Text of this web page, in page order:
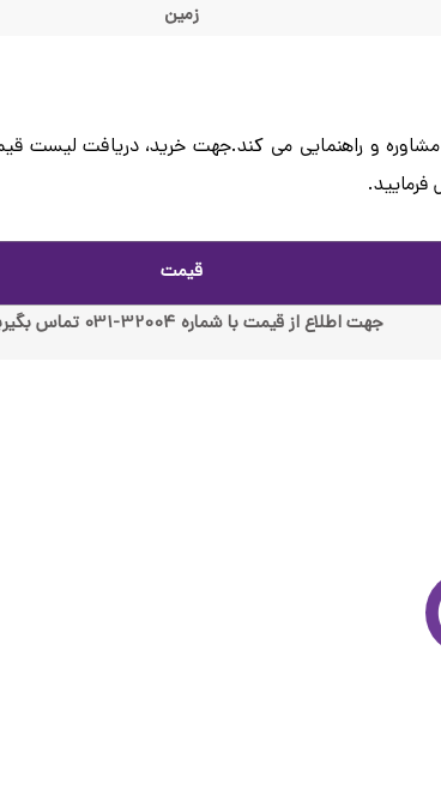
زمین
مشاوره و راهنمایی می کند.جهت خرید، دریافت لیست
قیمت
جهت اطلاع از قیمت با شماره 32004-031 تماس بگیرید.